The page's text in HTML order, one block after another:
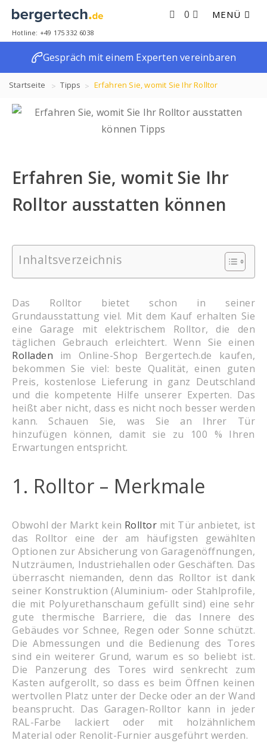
MENÜ
0
Hotline: +49 175 332 6038
Gespräch mit einem Experten vereinbaren
Startseite Tipps Erfahren Sie, womit Sie Ihr Rolltor
ausstatten können
Erfahren Sie, womit Sie Ihr
Rolltor ausstatten können
Inhaltsverzeichnis
Das Rolltor bietet schon in seiner
Grundausstattung viel. Mit dem Kauf erhalten Sie
eine Garage mit elektrischem Rolltor, die den
täglichen Gebrauch erleichtert. Wenn Sie einen
Rolladen im Online-Shop Bergertech.de kaufen,
bekommen Sie viel: beste Qualität, einen guten
Preis, kostenlose Lieferung in ganz Deutschland
und die kompetente Hilfe unserer Experten. Das
heißt aber nicht, dass es nicht noch besser werden
kann. Schauen Sie, was Sie an Ihrer Tür
hinzufügen können, damit sie zu 100 % Ihren
Erwartungen entspricht.
1. Rolltor – Merkmale
Obwohl der Markt kein Rolltor mit Tür anbietet, ist
das Rolltor eine der am häufigsten gewählten
Optionen zur Absicherung von Garagenöffnungen,
Nutzräumen, Industriehallen oder Geschäften. Das
überrascht niemanden, denn das Rolltor ist dank
seiner Konstruktion (Aluminium- oder Stahlprofile,
die mit Polyurethanschaum gefüllt sind) eine sehr
gute thermische Barriere, die das Innere des
Gebäudes vor Schnee, Regen oder Sonne schützt.
Die Abmessungen und die Bedienung des Tores
sind ein weiterer Grund, warum es so beliebt ist.
Die Panzerung des Tores wird senkrecht zum
Kasten aufgerollt, so dass es beim Öffnen keinen
wertvollen Platz unter der Decke oder an der Wand
beansprucht. Das Garagen-Rolltor kann in jeder
RAL-Farbe lackiert oder mit holzähnlichem
Material oder Renolit-Furnier ausgeführt werden.